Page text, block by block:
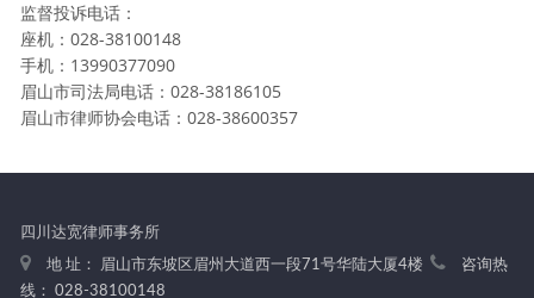
监督投诉电话：
座机：028-38100148
手机：13990377090
眉山市司法局电话：028-38186105
眉山市律师协会电话：028-38600357
四川达宽律师事务所
地 址： 眉山市东坡区眉州大道西一段71号华陆大厦4楼
咨询热
线： 028-38100148